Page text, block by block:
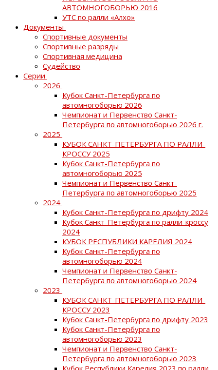
АВТОМНОГОБОРЬЮ 2016
УТС по ралли «Алхо»
Документы
Спортивные документы
Спортивные разряды
Спортивная медицина
Судейство
Серии
2026
Кубок Санкт-Петербурга по
автомногоборью 2026
Чемпионат и Первенство Санкт-
Петербурга по автомногоборью 2026 г.
2025
КУБОК САНКТ-ПЕТЕРБУРГА ПО РАЛЛИ-
КРОССУ 2025
Кубок Санкт-Петербурга по
автомногоборью 2025
Чемпионат и Первенство Санкт-
Петербурга по автомногоборью 2025
2024
Кубок Санкт-Петербурга по дрифту 2024
Кубок Санкт-Петербурга по ралли-кроссу
2024
КУБОК РЕСПУБЛИКИ КАРЕЛИЯ 2024
Кубок Санкт-Петербурга по
автомногоборью 2024
Чемпионат и Первенство Санкт-
Петербурга по автомногоборью 2024
2023
КУБОК САНКТ-ПЕТЕРБУРГА ПО РАЛЛИ-
КРОССУ 2023
Кубок Санкт-Петербурга по дрифту 2023
Кубок Санкт-Петербурга по
автомногоборью 2023
Чемпионат и Первенство Санкт-
Петербурга по автомногоборью 2023
Кубок Республики Карелия 2023 по ралли